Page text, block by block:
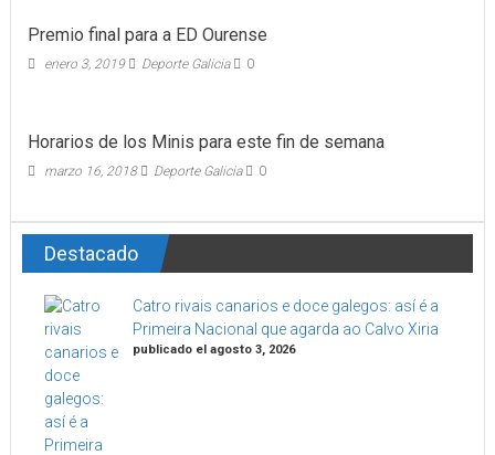
Premio final para a ED Ourense
enero 3, 2019 Deporte Galicia 0
Horarios de los Minis para este fin de semana
marzo 16, 2018 Deporte Galicia 0
Destacado
Catro rivais canarios e doce galegos: así é a
Primeira Nacional que agarda ao Calvo Xiria
publicado el agosto 3, 2026